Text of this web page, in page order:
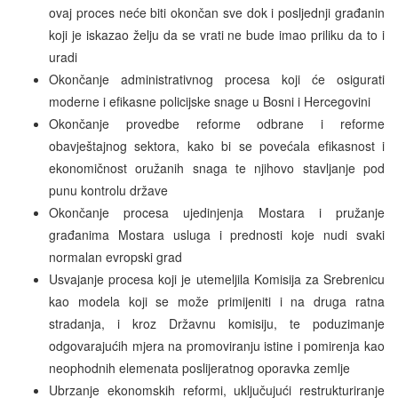
ovaj proces neće biti okončan sve dok i posljednji građanin
koji je iskazao želju da se vrati ne bude imao priliku da to i
uradi
Okončanje administrativnog procesa koji će osigurati
moderne i efikasne policijske snage u Bosni i Hercegovini
Okončanje provedbe reforme odbrane i reforme
obavještajnog sektora, kako bi se povećala efikasnost i
ekonomičnost oružanih snaga te njihovo stavljanje pod
punu kontrolu države
Okončanje procesa ujedinjenja Mostara i pružanje
građanima Mostara usluga i prednosti koje nudi svaki
normalan evropski grad
Usvajanje procesa koji je utemeljila Komisija za Srebrenicu
kao modela koji se može primijeniti i na druga ratna
stradanja, i kroz Državnu komisiju, te poduzimanje
odgovarajućih mjera na promoviranju istine i pomirenja kao
neophodnih elemenata poslijeratnog oporavka zemlje
Ubrzanje ekonomskih reformi, uključujući restrukturiranje